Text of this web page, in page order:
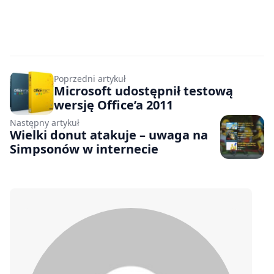
Poprzedni artykuł
Microsoft udostępnił testową
wersję Office’a 2011
Następny artykuł
Wielki donut atakuje – uwaga na
Simpsonów w internecie